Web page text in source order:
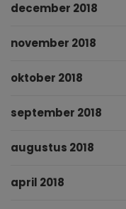
december 2018
november 2018
oktober 2018
september 2018
augustus 2018
april 2018